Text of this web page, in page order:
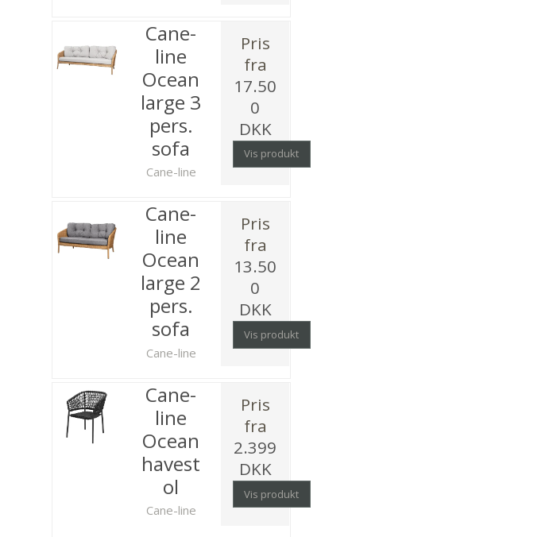
Cane-
line
Ocean
large 3
pers.
sofa
Cane-line
Pris
fra
17.50
0
DKK
Vis produkt
Cane-
line
Ocean
large 2
pers.
sofa
Cane-line
Pris
fra
13.50
0
DKK
Vis produkt
Cane-
line
Ocean
havest
ol
Cane-line
Pris
fra
2.399
DKK
Vis produkt